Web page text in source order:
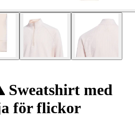
Sweatshirt med
för flickor